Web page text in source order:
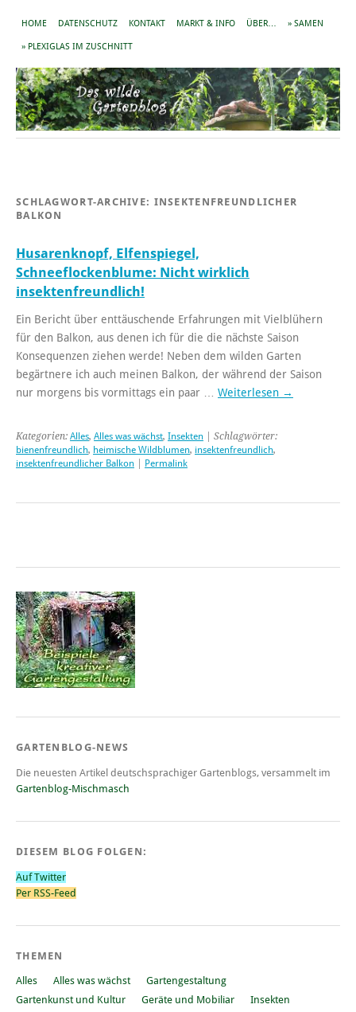
HOME DATENSCHUTZ KONTAKT MARKT & INFO ÜBER… » SAMEN
» PLEXIGLAS IM ZUSCHNITT
SCHLAGWORT-ARCHIVE: INSEKTENFREUNDLICHER
BALKON
Husarenknopf, Elfenspiegel,
Schneeflockenblume: Nicht wirklich
insektenfreundlich!
Ein Bericht über enttäuschende Erfahrungen mit Vielblühern
für den Balkon, aus denen ich für die die nächste Saison
Konsequenzen ziehen werde! Neben dem wilden Garten
begärtnere ich auch meinen Balkon, der während der Saison
nur morgens bis vormittags ein paar … Weiterlesen →
Kategorien: Alles, Alles was wächst, Insekten | Schlagwörter:
bienenfreundlich, heimische Wildblumen, insektenfreundlich,
insektenfreundlicher Balkon
Permalink
GARTENBLOG-NEWS
Die neuesten Artikel deutschsprachiger Gartenblogs, versammelt im
Gartenblog-Mischmasch
DIESEM BLOG FOLGEN:
Auf Twitter
Per RSS-Feed
THEMEN
Alles Alles was wächst
Gartengestaltung
Gartenkunst und Kultur
Geräte und Mobiliar
Insekten